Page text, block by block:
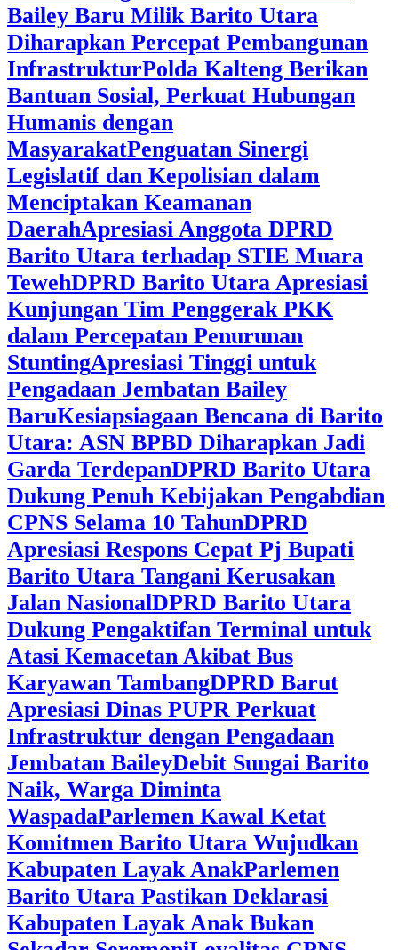
Bailey Baru Milik Barito Utara
Diharapkan Percepat Pembangunan
InfrastrukturPolda Kalteng Berikan
Bantuan Sosial, Perkuat Hubungan
Humanis dengan
MasyarakatPenguatan Sinergi
Legislatif dan Kepolisian dalam
Menciptakan Keamanan
DaerahApresiasi Anggota DPRD
Barito Utara terhadap STIE Muara
TewehDPRD Barito Utara Apresiasi
Kunjungan Tim Penggerak PKK
dalam Percepatan Penurunan
StuntingApresiasi Tinggi untuk
Pengadaan Jembatan Bailey
BaruKesiapsiagaan Bencana di Barito
Utara: ASN BPBD Diharapkan Jadi
Garda TerdepanDPRD Barito Utara
Dukung Penuh Kebijakan Pengabdian
CPNS Selama 10 TahunDPRD
Apresiasi Respons Cepat Pj Bupati
Barito Utara Tangani Kerusakan
Jalan NasionalDPRD Barito Utara
Dukung Pengaktifan Terminal untuk
Atasi Kemacetan Akibat Bus
Karyawan TambangDPRD Barut
Apresiasi Dinas PUPR Perkuat
Infrastruktur dengan Pengadaan
Jembatan BaileyDebit Sungai Barito
Naik, Warga Diminta
WaspadaParlemen Kawal Ketat
Komitmen Barito Utara Wujudkan
Kabupaten Layak AnakParlemen
Barito Utara Pastikan Deklarasi
Kabupaten Layak Anak Bukan